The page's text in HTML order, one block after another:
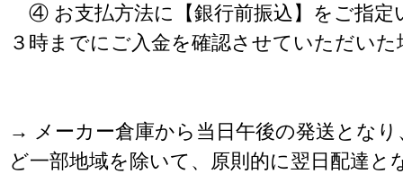
④ お支払方法に【銀行前振込】をご指定
３時までにご入金を確認させていただいた
→ メーカー倉庫から当日午後の発送となり
ど一部地域を除いて、原則的に翌日配達と